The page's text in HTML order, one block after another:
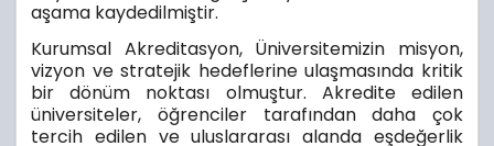
aşama kaydedilmiştir.
Kurumsal Akreditasyon, Üniversitemizin misyon,
vizyon ve stratejik hedeflerine ulaşmasında kritik
bir dönüm noktası olmuştur. Akredite edilen
üniversiteler, öğrenciler tarafından daha çok
tercih edilen ve uluslararası alanda eşdeğerlik